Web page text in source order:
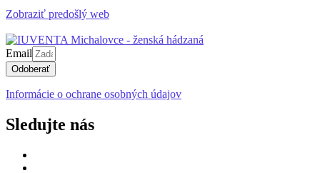
Zobraziť predošlý web
Email
Odoberať
Informácie o ochrane osobných údajov
Sledujte nás